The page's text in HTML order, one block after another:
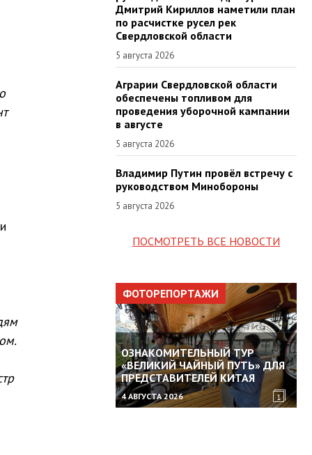
Дмитрий Кириллов наметили план
по расчистке русел рек
Свердловской области
5 августа 2026
Аграрии Свердловской области
обеспечены топливом для
проведения уборочной кампании
в августе
5 августа 2026
Владимир Путин провёл встречу с
руководством Минобороны
5 августа 2026
ПОСМОТРЕТЬ ВСЕ НОВОСТИ
ФОТОРЕПОРТАЖИ
ОЗНАКОМИТЕЛЬНЫЙ ТУР
«ВЕЛИКИЙ ЧАЙНЫЙ ПУТЬ» ДЛЯ
ПРЕДСТАВИТЕЛЕЙ КИТАЯ
4 АВГУСТА 2026 1